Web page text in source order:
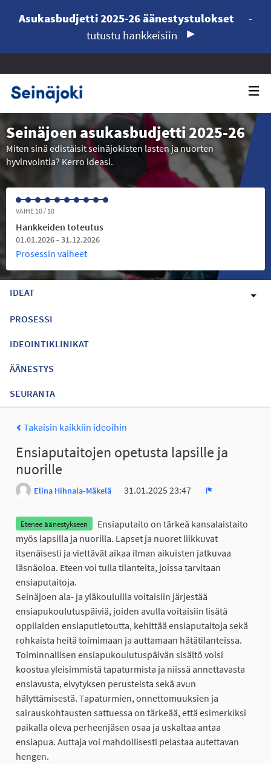
Asukasbudjetti 2025-26 äänestystulokset
-
tutustu hankkeisiin
Seinäjoen asukasbudjetti 2025-26
Miten sinä edistäisit seinäjokisten lasten ja nuorten
hyvinvointia? Kerro ideasi.
VAIHE 10 / 10
Hankkeiden toteutus
01.01.2026 - 31.12.2026
Prosessin vaiheet
IDEAT
PROSESSI
IDEOINTIKLINIKAT
ÄÄNESTYS
SEURANTA
Takaisin kaikkiin ideoihin
Ensiaputaitojen opetusta lapsille ja
nuorille
Elina Hihnala-Mäkelä
31.01.2025 23:47
Etenee äänestykseen
Ensiaputaito on tärkeä kansalaistaito
myös lapsilla ja nuorilla. Lapset ja nuoret liikkuvat
itsenäisesti ja viettävät aikaa ilman aikuisten jatkuvaa
läsnäoloa. Eteen voi tulla tilanteita, joissa tarvitaan
ensiaputaitoja.
Seinäjoen ala- ja yläkouluilla voitaisiin järjestää
ensiapukoulutuspäiviä, joiden avulla voitaisiin lisätä
oppilaiden ensiaputietoutta, kehittää ensiaputaitoja sekä
rohkaista heitä toimimaan ja auttamaan hätätilanteissa.
Toiminnallisen ensiapukoulutuspäivän sisältö voisi
koostua yleisimmistä tapaturmista ja niissä annettavasta
ensiavusta, elvytyksen perusteista sekä avun
hälyttämisestä. Tapaturmien, onnettomuuksien ja
sairauskohtausten sattuessa on tärkeää, että esimerkiksi
paikalla oleva perheenjäsen osaa ja uskaltaa antaa
ensiapua. Auttaja voi mahdollisesti pelastaa autettavan
hengen.